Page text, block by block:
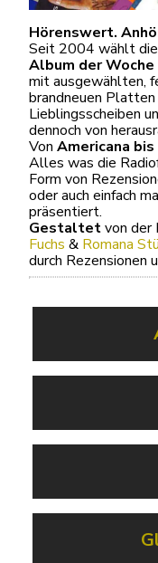
Hörenswert.
Seit 2004 wählt die
Album der Woche
mit ausgewählten,
brandneuen Platten
Lieblingsscheiben
dennoch von
Von Americana
Alles was die
Form von
oder auch einfach
präsentiert.
Gestaltetvon der
Fuchs & Romana
durch Rezensionen